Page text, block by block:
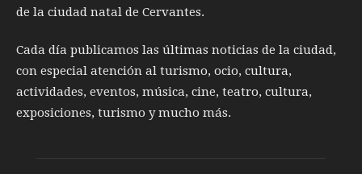
de la ciudad natal de Cervantes.
Cada día publicamos las últimas noticias de la ciudad,
con especial atención al turismo, ocio, cultura,
actividades, eventos, música, cine, teatro, cultura,
exposiciones, turismo y mucho más.